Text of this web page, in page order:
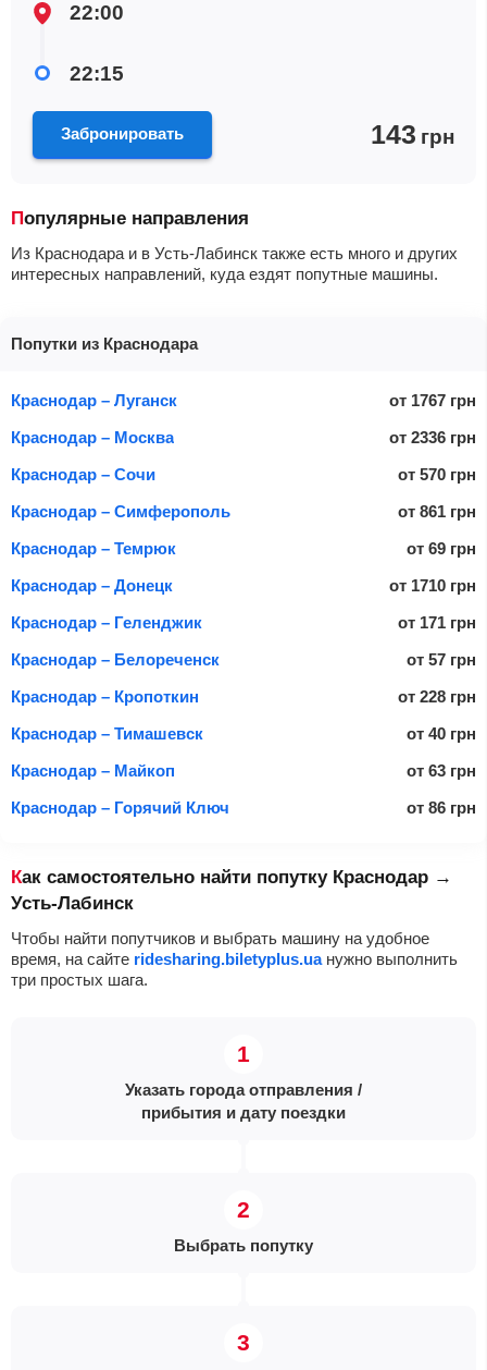
22:00
22:15
Забронировать 143 грн
Популярные направления
Из Краснодара и в Усть-Лабинск также есть много и других
интересных направлений, куда ездят попутные машины.
Попутки из Краснодара
Краснодар – Луганск от 1767 грн
Краснодар – Москва
от 2336 грн
Краснодар – Сочи
от 570 грн
Краснодар – Симферополь
от 861 грн
Краснодар – Темрюк
от 69 грн
Краснодар – Донецк
от 1710 грн
Краснодар – Геленджик
от 171 грн
Краснодар – Белореченск
от 57 грн
Краснодар – Кропоткин
от 228 грн
Краснодар – Тимашевск
от 40 грн
Краснодар – Майкоп
от 63 грн
Краснодар – Горячий Ключ
от 86 грн
Как самостоятельно найти попутку Краснодар →
Усть-Лабинск
Чтобы найти попутчиков и выбрать машину на удобное
время, на сайте ridesharing.biletyplus.uaнужно выполнить
три простых шага.
Указать города отправления /
прибытия и дату поездки
Выбрать попутку